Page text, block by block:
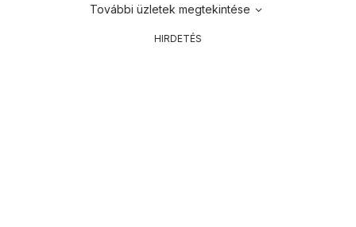
További üzletek megtekintése
HIRDETÉS